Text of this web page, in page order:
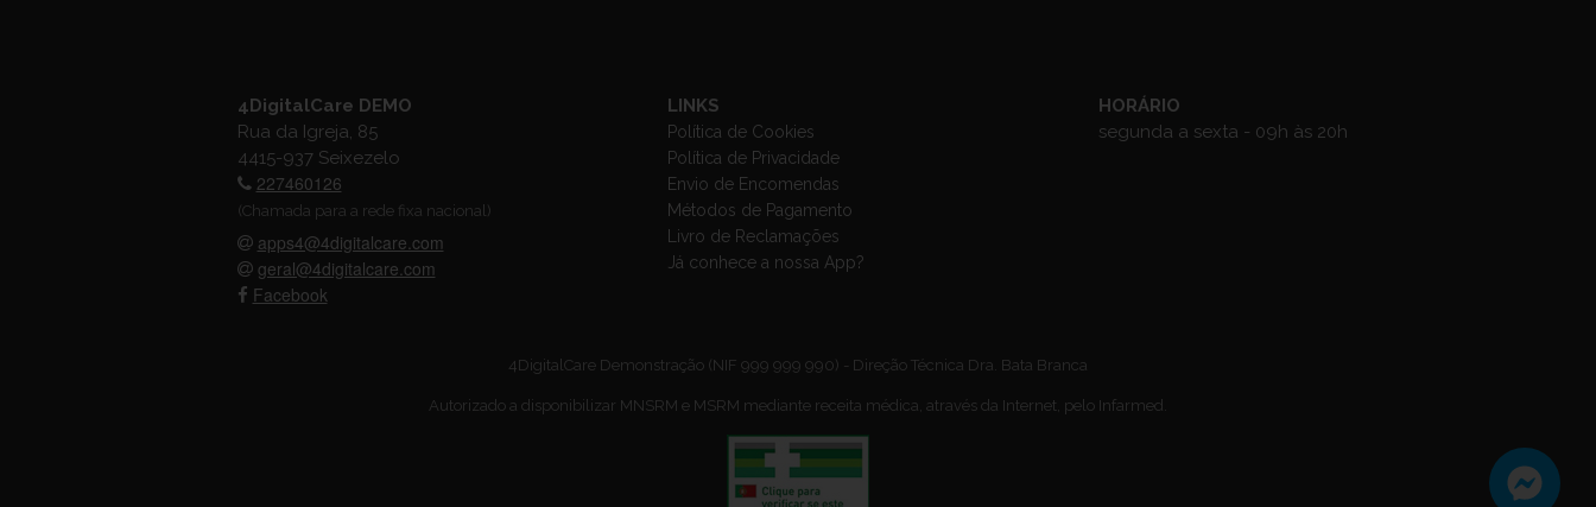
4DigitalCare DEMO
Rua da Igreja, 85
4415-937 Seixezelo
227460126
(Chamada para a rede fixa nacional)
apps4@4digitalcare.com
geral@4digitalcare.com
Facebook
LINKS
Política de Cookies
Política de Privacidade
Envio de Encomendas
Métodos de Pagamento
Livro de Reclamações
Já conhece a nossa App?
HORÁRIO
segunda a sexta - 09h às 20h
4DigitalCare Demonstração (NIF 999 999 990) - Direção Técnica Dra. Bata Branca
Autorizado a disponibilizar MNSRM e MSRM mediante receita médica, através da Internet, pelo Infarmed.